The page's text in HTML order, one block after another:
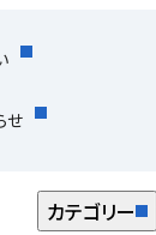
せ
カテゴリー